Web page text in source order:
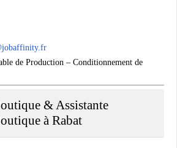
de Production – Conditionnement de
& Assistante
à Rabat